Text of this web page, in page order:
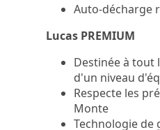
Auto-décharge
Lucas PREMIUM
Destinée à tout
d'un niveau
Respecte les
Monte
Technologie de